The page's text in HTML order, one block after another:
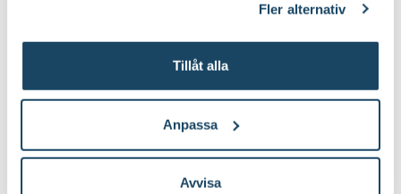
Fler alternativ
Tillåt alla
Anpassa
Avvisa